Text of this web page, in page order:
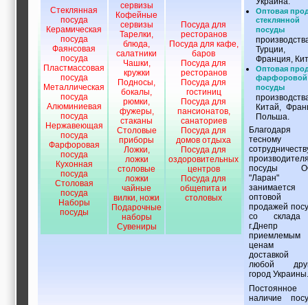
Стеклянная
посуда
Керамическая
посуда
Фаянсовая
посуда
Пластмассовая
посуда
Металлическая
посуда
Алюминиевая
посуда
Нержавеющая
посуда
Фарфоровая
посуда
Кухонная
посуда
Столовая
посуда
Наборы
посуды
сервизы
Кофейные
сервизы
Тарелки,
блюда,
салатники
Чашки,
кружки
Подносы,
бокалы,
рюмки,
фужеры,
стаканы
Столовые
приборы
Ложки,
ложки
столовые
ложки
чайные
вилки, ножи
Подарочные
наборы
Сувениры
Посуда для
ресторанов
Посуда для кафе,
баров
Посуда для
ресторанов
Посуда для
гостиниц
Посуда для
пансионатов,
санаториев
Посуда для
домов отдыха
Посуда для
оздоровительных
центров
Посуда для
общепита и
столовых
Оптовая
стеклянной
посуды
Турции,
Франция,
Оптовая
фарфоровой
посуды
Китай,
Польша.
Благодаря
тесному
посуды
"Ларан"
занимается
оптовой
продажей
со
г.Днепр
приемлемым
ценам
любой
город Украины.
Постоянное
наличие